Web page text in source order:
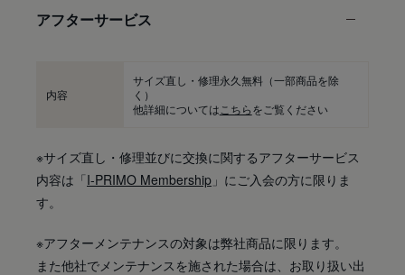
アフターサービス
内容
サイズ直し・修理永久無料（一部商品を除
く）
他詳細については こちらをご覧ください
※サイズ直し・修理並びに交換に関するアフターサービス
内容は「I-PRIMO Membership 」にご入会の方に限りま
す。
※アフターメンテナンスの対象は弊社商品に限ります。
また他社でメンテナンスを施された場合は、お取り扱い出